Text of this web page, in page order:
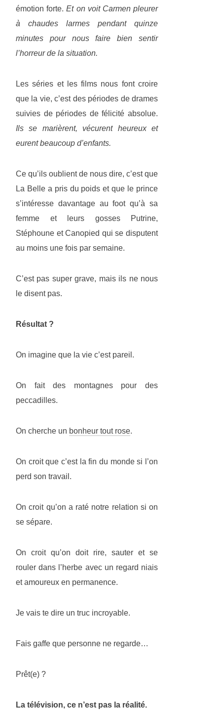
émotion forte.Et on voit Carmen pleurer
à chaudes larmes pendant quinze
minutes pour nous faire bien sentir
l’horreur de la situation.
Les séries et les films nous font croire
que la vie, c’est des périodes de drames
suivies de périodes de félicité absolue.
Ils se marièrent, vécurent heureux et
eurent beaucoup d’enfants.
Ce qu’ils oublient de nous dire, c’est que
La Belle a pris du poids et que le prince
s’intéresse davantage au foot qu’à sa
femme et leurs gosses Putrine,
Stéphoune et Canopied qui se disputent
au moins une fois par semaine.
C’est pas super grave, mais ils ne nous
le disent pas.
Résultat ?
On imagine que la vie c’est pareil.
On fait des montagnes pour des
peccadilles.
On cherche un bonheur tout rose.
On croit que c’est la fin du monde si l’on
perd son travail.
On croit qu’on a raté notre relation si on
se sépare.
On croit qu’on doit rire, sauter et se
rouler dans l’herbe avec un regard niais
et amoureux en permanence.
Je vais te dire un truc incroyable.
Fais gaffe que personne ne regarde…
Prêt(e) ?
La télévision, ce n’est pas la réalité.